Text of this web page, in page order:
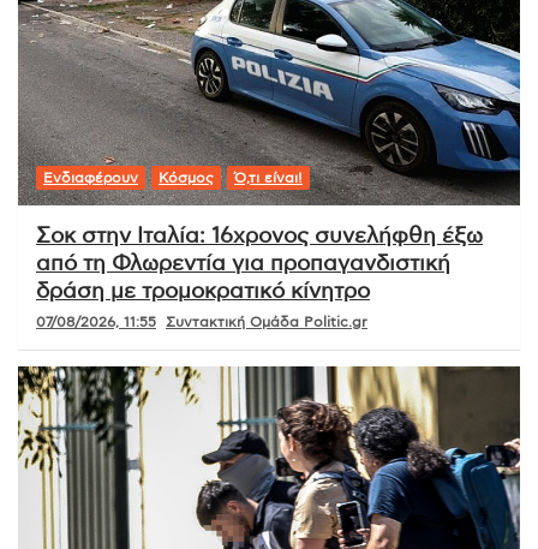
Ενδιαφέρουν Κόσμος Ό,τι είναι!
Σοκ στην Ιταλία: 16χρονος συνελήφθη έξω
από τη Φλωρεντία για προπαγανδιστική
δράση με τρομοκρατικό κίνητρο
07/08/2026, 11:55 Συντακτική Ομάδα Politic.gr